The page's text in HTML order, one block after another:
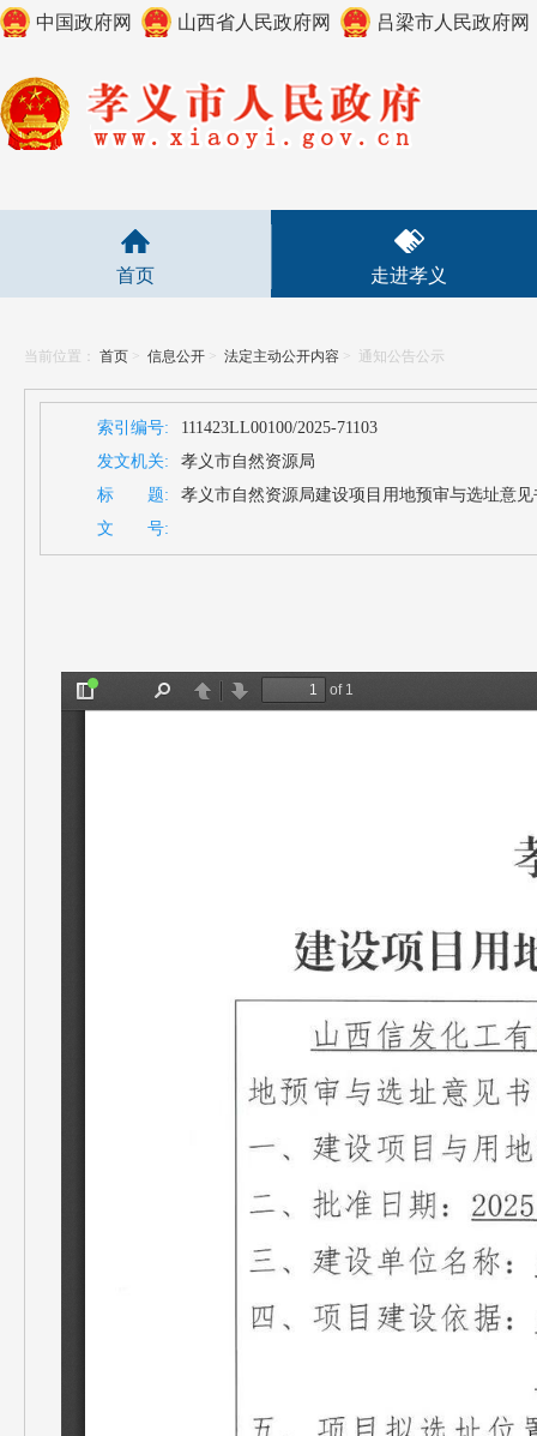
中国政府网 山西省人民政府网 吕梁市人民政府网
首页 走进孝义
当前位置： 首页 > 信息公开 > 法定主动公开内容 > 通知公告公示
索引编号:
111423LL00100/2025-71103
发文机关:
孝义市自然资源局
标 题:
孝义市自然资源局建设项目用地预审与选址意见
文 号: